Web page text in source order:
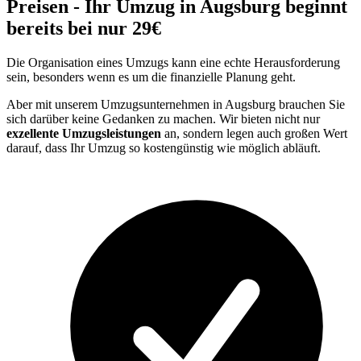
Preisen - Ihr Umzug in Augsburg beginnt
bereits bei nur 29€
Die Organisation eines Umzugs kann eine echte Herausforderung
sein, besonders wenn es um die finanzielle Planung geht.
Aber mit unserem Umzugsunternehmen in Augsburg brauchen Sie
sich darüber keine Gedanken zu machen. Wir bieten nicht nur
exzellente Umzugsleistungen an, sondern legen auch großen Wert
darauf, dass Ihr Umzug so kostengünstig wie möglich abläuft.